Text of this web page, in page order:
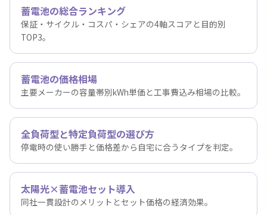
蓄電池の総合ランキング
保証・サイクル・コスパ・シェアの4軸スコアと目的別
TOP3。
蓄電池の価格相場
主要メーカーの容量帯別kWh単価と工事費込み相場の比較。
全負荷型と特定負荷型の選び方
停電時の使い勝手と価格差から自宅に合うタイプを判定。
太陽光×蓄電池セット導入
同社一貫設計のメリットとセット価格の経済効果。